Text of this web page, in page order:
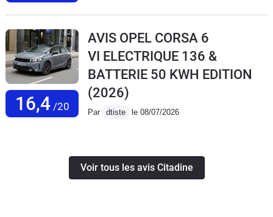
16,4/20
AVIS OPEL CORSA 6
VI ELECTRIQUE 136 &
BATTERIE 50 KWH EDITION
(2026)
Par dtiste le 08/07/2026
Voir tous les avis Citadine